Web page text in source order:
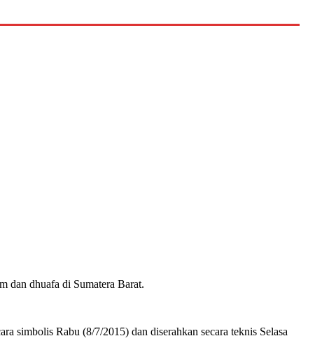
dan dhuafa di Sumatera Barat.
simbolis Rabu (8/7/2015) dan diserahkan secara teknis Selasa